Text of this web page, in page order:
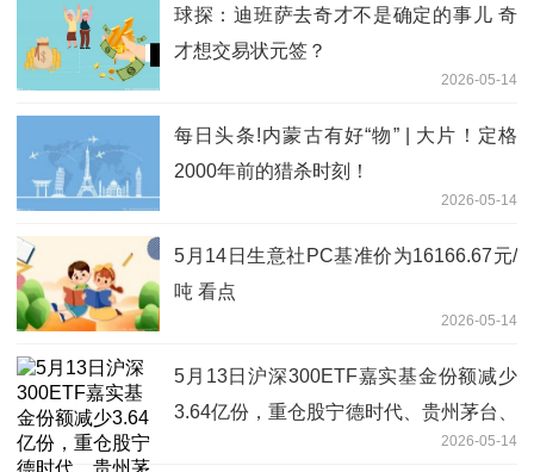
球探：迪班萨去奇才不是确定的事儿 奇
才想交易状元签？
2026-05-14
每日头条!内蒙古有好“物” | 大片！定格
2000年前的猎杀时刻！
2026-05-14
5月14日生意社PC基准价为16166.67元/
吨 看点
2026-05-14
5月13日沪深300ETF嘉实基金份额减少
3.64亿份，重仓股宁德时代、贵州茅台、
2026-05-14